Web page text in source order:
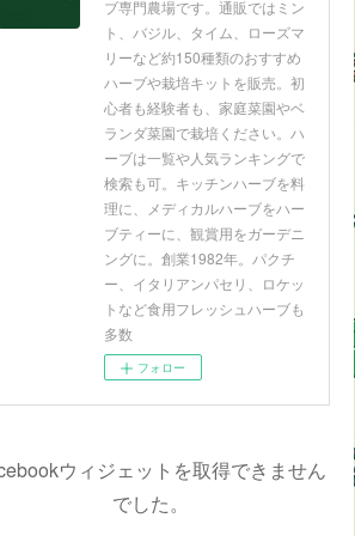
ブ専門農場です。通販ではミン
ト、バジル、タイム、ローズマ
リーなど約150種類のおすすめ
ハーブや栽培キットを販売。初
心者も経験者も、家庭菜園やベ
ランダ菜園で栽培ください。ハ
ーブは一覧や人気ランキングで
検索も可。キッチンハーブを料
理に、メディカルハーブをハー
ブティーに、観賞用をガーデニ
ングに。創業1982年。パクチ
ー、イタリアンパセリ、ロケッ
トなど食用フレッシュハーブも
多数
フォロー
ウィジェットを取得できません
でした。